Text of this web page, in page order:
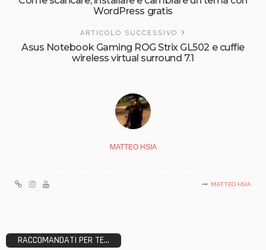
WordPress gratis
ARTICOLO SUCCESSIVO
Asus Notebook Gaming ROG Strix GL502 e cuffie
wireless virtual surround 7.1
MATTEO HSIA
MATTEO HSIA
RACCOMANDATI PER TE...